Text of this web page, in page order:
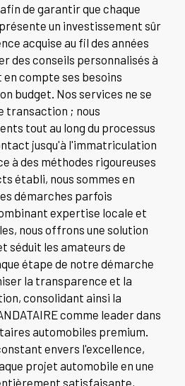
de garantir que chaque
un investissement sûr
acquise au fil des années
des conseils personnalisés à
compte ses besoins
budget. Nos services ne se
transaction ; nous
tout au long du processus
jusqu'à l'immatriculation
à des méthodes rigoureuses
établi, nous sommes en
démarches parfois
expertise locale et
nous offrons une solution
séduit les amateurs de
étape de notre démarche
la transparence et la
consolidant ainsi la
comme leader dans
automobiles premium.
envers l'excellence,
projet automobile en une
satisfaisante,